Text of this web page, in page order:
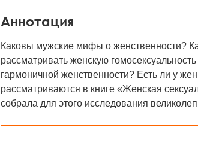
Код
Аннотация
Каковы мужские мифы о женственности?
рассматривать женскую
гармоничной женственности? Есть ли у
рассматриваются в книге «Женская
собрала для этого исследования